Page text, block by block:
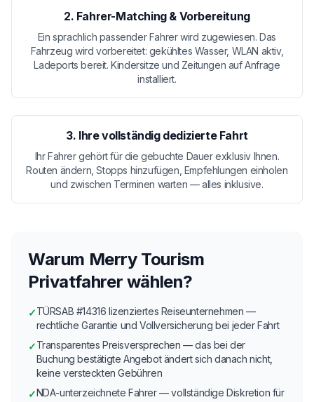
2. Fahrer-Matching & Vorbereitung
Ein sprachlich passender Fahrer wird zugewiesen. Das
Fahrzeug wird vorbereitet: gekühltes Wasser, WLAN aktiv,
Ladeports bereit. Kindersitze und Zeitungen auf Anfrage
installiert.
3. Ihre vollständig dedizierte Fahrt
Ihr Fahrer gehört für die gebuchte Dauer exklusiv Ihnen.
Routen ändern, Stopps hinzufügen, Empfehlungen einholen
und zwischen Terminen warten — alles inklusive.
Warum Merry Tourism
Privatfahrer wählen?
✓TÜRSAB #14316 lizenziertes Reiseunternehmen —
rechtliche Garantie und Vollversicherung bei jeder Fahrt
✓Transparentes Preisversprechen — das bei der
Buchung bestätigte Angebot ändert sich danach nicht,
keine versteckten Gebühren
✓NDA-unterzeichnete Fahrer — vollständige Diskretion für